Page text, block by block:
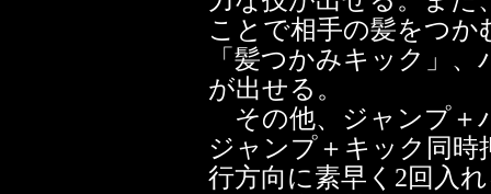
ことで相手の髪をつ
「髪つかみキック」
が出せる。
その他、ジャンプ＋
ジャンプ＋キック同時
行方向に素早く2回入